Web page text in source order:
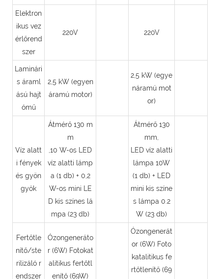
Elektron
ikus vez
érlőrend
szer
220V 220V
Laminári
s áraml
ású hajt
ómű
2,5 kW (egyen
áramú motor)
2,5 kW (egye
náramú mot
or)
Víz alatt
i fények
és gyön
gyök
Átmérő 130 m
m
,10 W-os LED
víz alatti lámp
a (1 db) + 0,2
W-os mini LE
D kis színes lá
mpa (23 db)
Átmérő 130
mm,
LED víz alatti
lámpa 10W
(1 db) + LED
mini kis színe
s lámpa 0.2
W (23 db)
Fertőtle
nítő/ste
rilizáló r
endszer
Ózongeneráto
r (6W) Fotokat
alitikus fertőtl
enítő (69W)
Ózongenerát
or (6W) Foto
katalitikus fe
rtőtlenítő (69